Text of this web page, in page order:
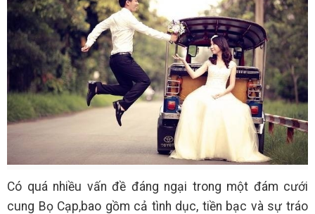
Có quá nhiều vấn đề đáng ngại trong một đám cưới
cung Bọ Cạp,bao gồm cả tình dục, tiền bạc và sự tráo